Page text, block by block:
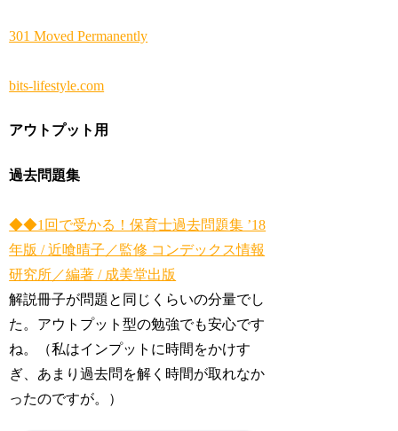
301 Moved Permanently
bits-lifestyle.com
アウトプット用
過去問題集
◆◆1回で受かる！保育士過去問題集 ’18
年版 / 近喰晴子／監修 コンデックス情報
研究所／編著 / 成美堂出版
解説冊子が問題と同じくらいの分量でし
た。アウトプット型の勉強でも安心です
ね。（私はインプットに時間をかけす
ぎ、あまり過去問を解く時間が取れなか
ったのですが。）